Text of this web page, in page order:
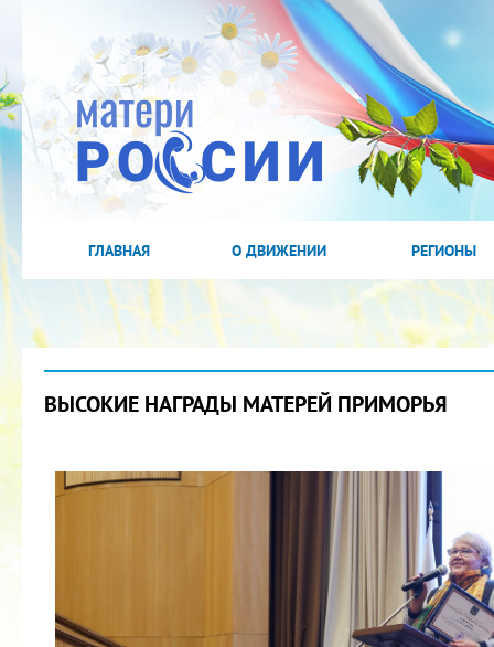
ГЛАВНАЯ О ДВИЖЕНИИ РЕГИОНЫ
ВЫСОКИЕ НАГРАДЫ МАТЕРЕЙ ПРИМОРЬЯ